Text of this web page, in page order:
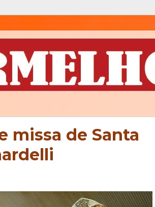
missa de Santa